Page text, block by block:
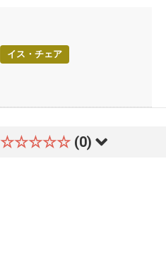
イス・チェア
☆☆☆☆☆ (0)